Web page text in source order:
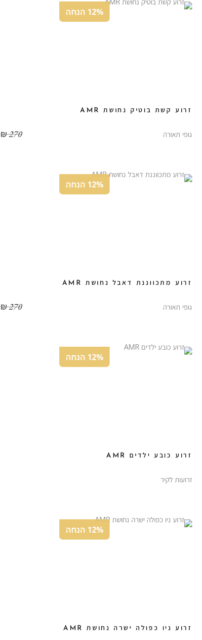
12% הנחה
זרוע קשת בוטיק נחושת AMR
גופי תאורה ₪270
12% הנחה
זרוע מתכווננת דאבל נחושת AMR
גופי תאורה ₪270
12% הנחה
זרוע כובע ילדים AMR
זרועות לקיר
12% הנחה
זרוע ניו כפולה ישרה נחושת AMR